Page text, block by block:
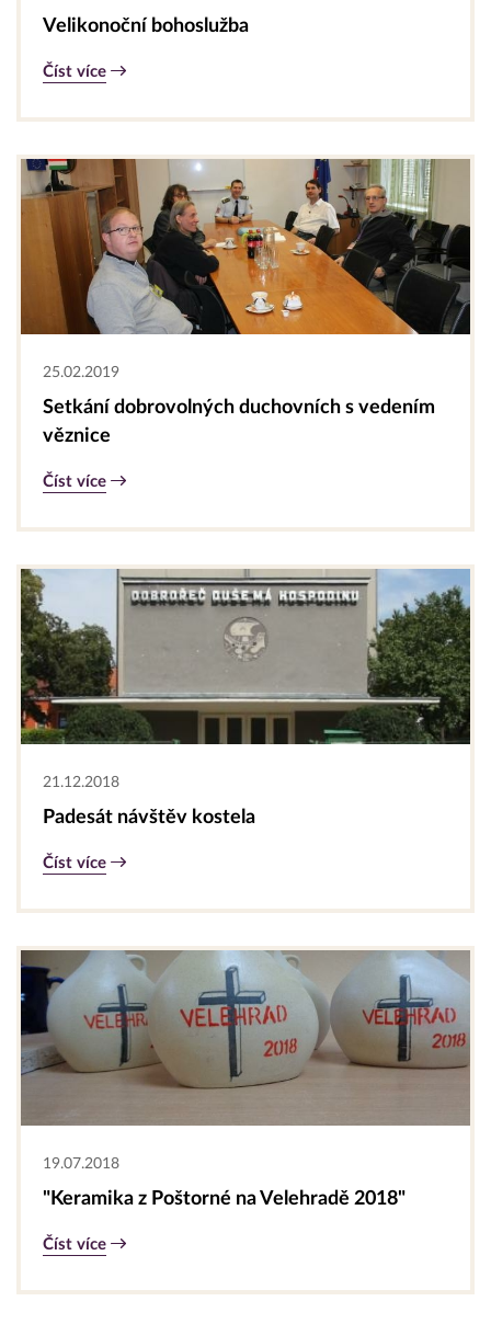
Velikonoční bohoslužba
Číst více
25.02.2019
Setkání dobrovolných duchovních s vedením
věznice
Číst více
21.12.2018
Padesát návštěv kostela
Číst více
19.07.2018
"Keramika z Poštorné na Velehradě 2018"
Číst více